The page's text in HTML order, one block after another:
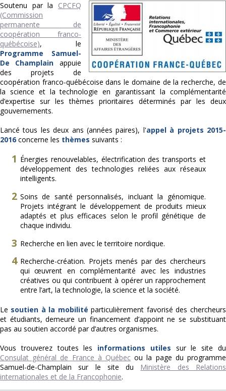
Soutenu par la CPCFQ
(Commission
permanente de
coopération franco-
québécoise), le
Programme Samuel-
De Champlain appuie
des projets de
coopération franco-québécoise dans le domaine de la recherche, de
la science et la technologie en garantissant la complémentarité
d’expertise sur les thèmes prioritaires déterminés par les deux
gouvernements.
Lancé tous les deux ans (années paires), l'appel à projets 2015-
2016 concerne les thèmes suivants :
Énergies renouvelables, électrification des transports et
développement des technologies reliées aux réseaux
intelligents.
Soins de santé personnalisés, incluant la génomique.
Projets intégrant le développement de produits mieux
adaptés et plus efficaces selon le profil génétique de
chaque individu.
Recherche en lien avec le territoire nordique.
Recherche-création. Projets menés par des chercheurs
qui œuvrent en complémentarité avec les industries
créatives ou qui contribuent à opérer un rapprochement
entre l’art, la technologie, la science et la société.
Le soutien à la mobilité particulièrement favorisé des chercheurs
et étudiants, demeure un financement d’appoint ne se substituant
pas au soutien accordé par d’autres organismes.
Vous trouverez toutes les informations utiles sur le site du
Consulat général de France à Québec ou la page du programme
Samuel-de-Champlain sur le site du Ministère des Relations
internationales et de la Francophonie.